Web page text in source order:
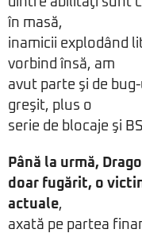
în masă,
inamicii explodând
vorbind însă, am
avut parte şi de
greşit, plus o
serie de blocaje şi
Până la urmă,
doar fugărit, o
actuale,
axată pe partea